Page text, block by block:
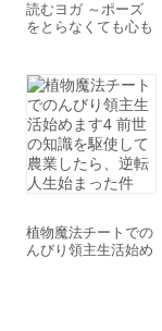
読むヨガ ～ポーズ
をとらなくても心も
植物魔法チートでの
んびり領主生活始め